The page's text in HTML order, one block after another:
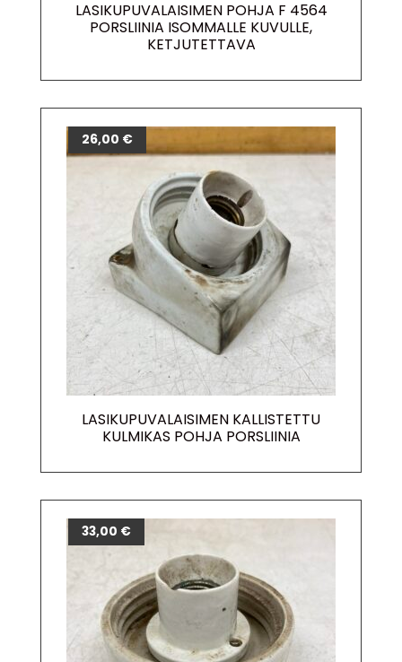
LASIKUPUVALAISIMEN POHJA F 4564
PORSLIINIA ISOMMALLE KUVULLE,
KETJUTETTAVA
LASIKUPUVALAISIMEN KALLISTETTU
KULMIKAS POHJA PORSLIINIA
26,00 €
33,00 €